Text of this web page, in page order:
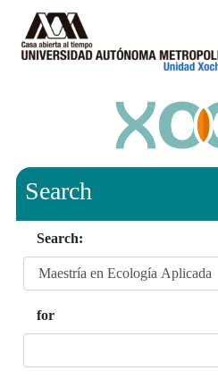
Search
Search:
for